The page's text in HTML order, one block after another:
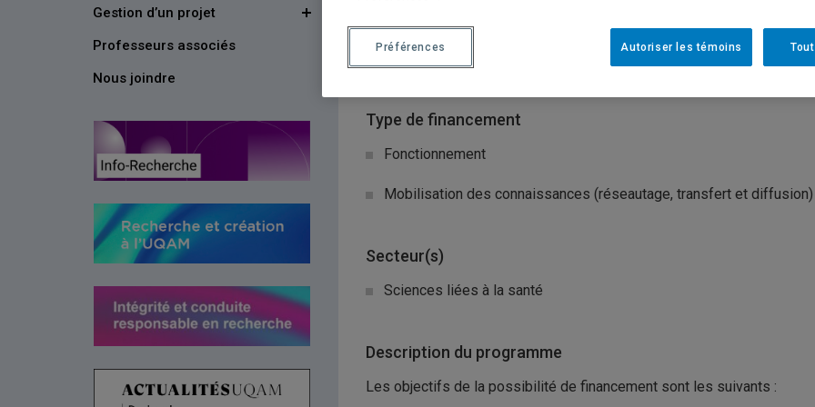
Gestion d’un projet
Professeurs associés
Nous joindre
Organisme(s) porteur(s)
Type de financement
Fonctionnement
Mobilisation des connaissances (réseautage, transfert et diffusion)
Secteur(s)
Sciences liées à la santé
Description du programme
Les objectifs de la possibilité de financement sont les suivants :
Autoriser les témoins
Préférences